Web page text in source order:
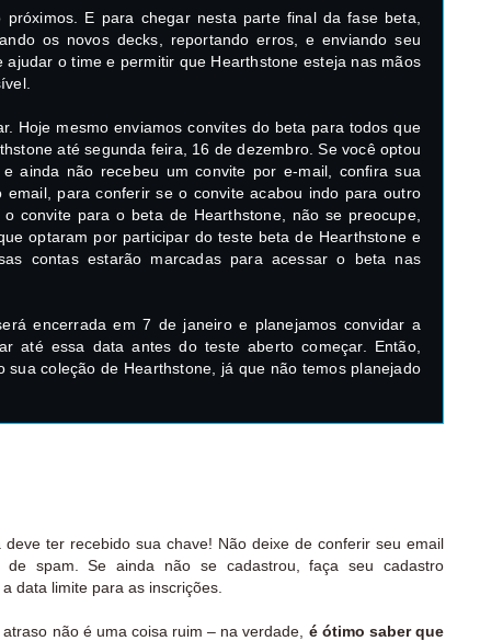
E para chegar nesta parte final da fase beta,
os novos decks, reportando erros, e enviando seu
o time e permitir que Hearthstone esteja nas mãos
Hoje mesmo enviamos convites do beta para todos que
até segunda feira, 16 de dezembro. Se você optou
ainda não recebeu um convite por e-mail, confira sua
para conferir se o convite acabou indo para outro
convite para o beta de Hearthstone, não se preocupe,
optaram por participar do teste beta de Hearthstone e
contas estarão marcadas para acessar o beta nas
encerrada em 7 de janeiro e planejamos convidar a
até essa data antes do teste aberto começar. Então,
coleção de Hearthstone, já que não temos planejado
ter recebido sua chave! Não deixe de conferir seu email
de spam. Se ainda não se cadastrou, faça seu cadastro
data limite para as inscrições.
não é uma coisa ruim – na verdade, é ótimo saber que